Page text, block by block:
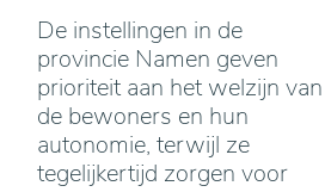
De instellingen in de
provincie Namen geven
prioriteit aan het welzijn van
de bewoners en hun
autonomie, terwijl ze
tegelijkertijd zorgen voor